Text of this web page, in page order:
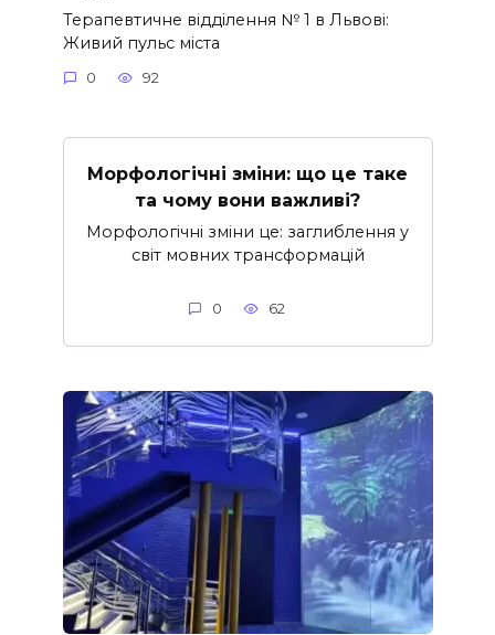
Терапевтичне відділення № 1 в Львові:
Живий пульс міста
0 92
Морфологічні зміни: що це таке
та чому вони важливі?
Морфологічні зміни це: заглиблення у
світ мовних трансформацій
0 62